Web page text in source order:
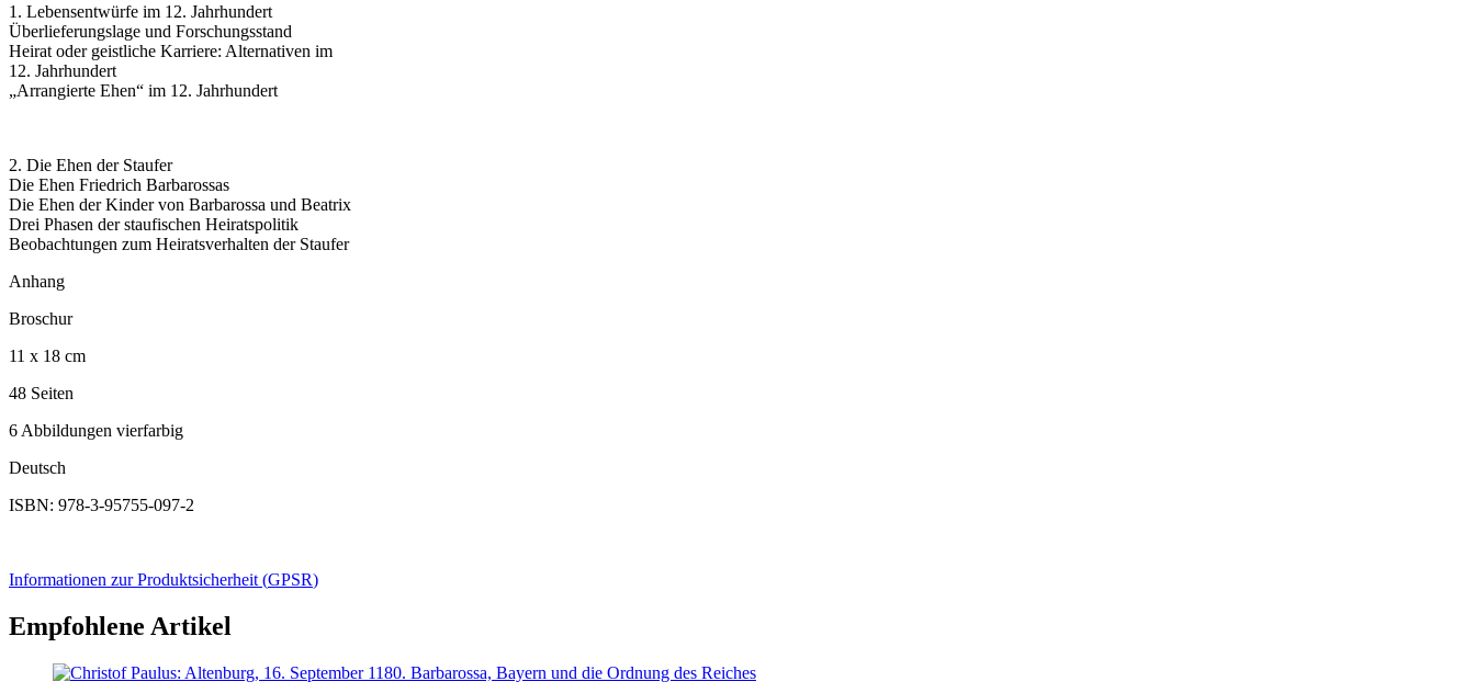
1. Lebensentwürfe im 12. Jahrhundert
Überlieferungslage und Forschungsstand
Heirat oder geistliche Karriere: Alternativen im
12. Jahrhundert
„Arrangierte Ehen“ im 12. Jahrhundert
2. Die Ehen der Staufer
Die Ehen Friedrich Barbarossas
Die Ehen der Kinder von Barbarossa und Beatrix
Drei Phasen der staufischen Heiratspolitik
Beobachtungen zum Heiratsverhalten der Staufer
Anhang
Broschur
11 x 18 cm
48 Seiten
6 Abbildungen vierfarbig
Deutsch
ISBN: 978-3-95755-097-2
Informationen zur Produktsicherheit (GPSR)
Empfohlene Artikel